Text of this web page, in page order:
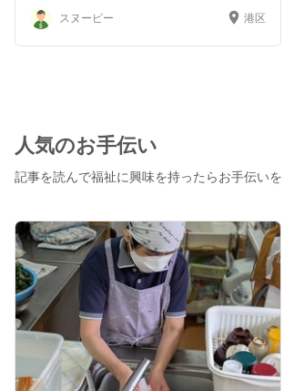
スヌーピー 港区
人気のお手伝い
記事を読んで福祉に興味を持ったらお手伝い